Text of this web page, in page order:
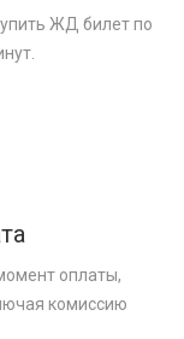
ЖД билет по
оплаты,
комиссию